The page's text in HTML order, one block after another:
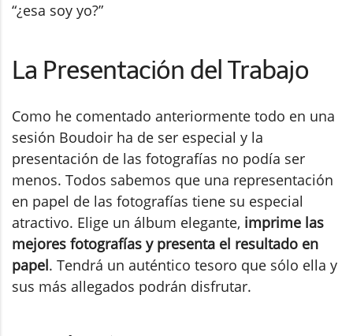
“¿esa soy yo?”
La Presentación del Trabajo
Como he comentado anteriormente todo en una
sesión Boudoir ha de ser especial y la
presentación de las fotografías no podía ser
menos. Todos sabemos que una representación
en papel de las fotografías tiene su especial
atractivo. Elige un álbum elegante, imprime las
mejores fotografías y presenta el resultado en
papel. Tendrá un auténtico tesoro que sólo ella y
sus más allegados podrán disfrutar.